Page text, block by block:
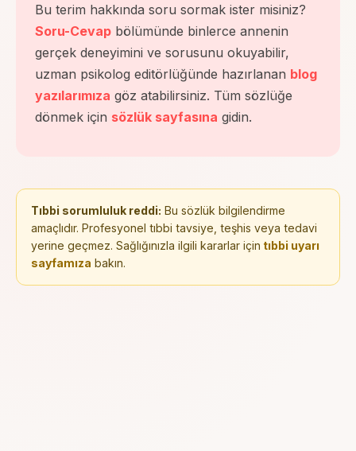
Bu terim hakkında soru sormak ister misiniz?
Soru-Cevap bölümünde binlerce annenin
gerçek deneyimini ve sorusunu okuyabilir,
uzman psikolog editörlüğünde hazırlanan blog
yazılarımıza göz atabilirsiniz. Tüm sözlüğe
dönmek için sözlük sayfasına gidin.
Tıbbi sorumluluk reddi: Bu sözlük bilgilendirme
amaçlıdır. Profesyonel tıbbi tavsiye, teşhis veya tedavi
yerine geçmez. Sağlığınızla ilgili kararlar için tıbbi uyarı
sayfamıza bakın.